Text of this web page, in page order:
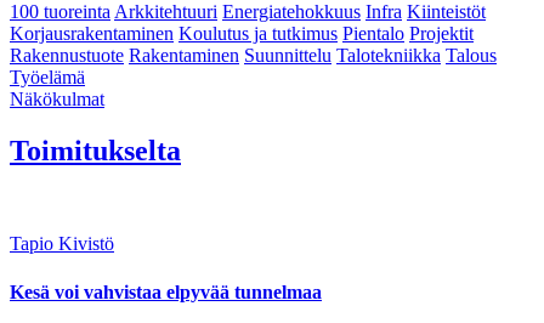
100 tuoreintaArkkitehtuuri Energiatehokkuus Infra Kiinteistöt
Korjausrakentaminen Koulutus ja tutkimus Pientalo Projektit
Rakennustuote Rakentaminen Suunnittelu Talotekniikka Talous
Työelämä
Näkökulmat
Toimitukselta
Tapio Kivistö
Kesä voi vahvistaa elpyvää tunnelmaa